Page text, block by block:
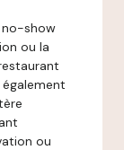
no-show
ou la
ou